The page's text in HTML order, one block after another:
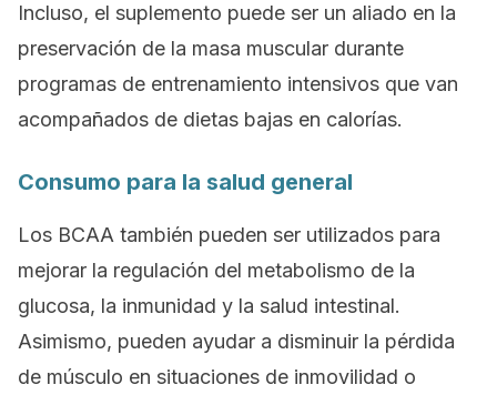
Incluso, el suplemento puede ser un aliado en la
preservación de la masa muscular durante
programas de entrenamiento intensivos que van
acompañados de dietas bajas en calorías.
Consumo para la salud general
Los BCAA también pueden ser utilizados para
mejorar la regulación del metabolismo de la
glucosa, la inmunidad y la salud intestinal.
Asimismo, pueden ayudar a disminuir la pérdida
de músculo en situaciones de inmovilidad o